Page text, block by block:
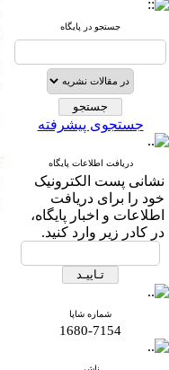
جستجو در پایگاه
جستجوی پیشرفته
دریافت اطلاعات پایگاه
نشانی پست الکترونیک
خود را برای دریافت
اطلاعات و اخبار پایگاه،
در کادر زیر وارد کنید.
شماره شاپا
1680-7154